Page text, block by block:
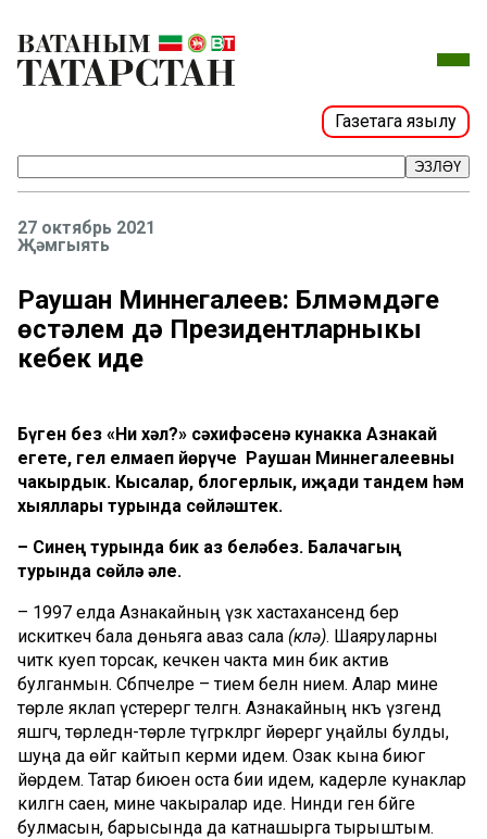
Газетага язылу
ЭЗЛӘҮ
27 октябрь 2021
Җәмгыять
Раушан Миннегалеев: Бүлмәмдәге
өстәлем дә Президентларныкы
кебек иде
Бүген без «Ни хәл?» сәхифәсенә кунакка Азнакай
егете, гел елмаеп йөрүче Раушан Миннегалеевны
чакырдык. Кысалар, блогерлык, иҗади тандем һәм
хыяллары турында сөйләштек.
– Синең турында бик аз беләбез. Балачагың
турында сөйлә әле.
– 1997 елда Азнакайның үзәк хастаханәсендә бер
искиткеч бала дөньяга аваз сала (көлә). Шаяруларны
читкә куеп торсак, кечкенә чакта мин бик актив
булганмын. Сәбәпчеләре – әтием белән әнием. Алар мине
төрле яклап үстерергә теләгән. Азнакайның нәкъ үзәгендә
яшәгәч, төрледән-төрле түгәрәкләргә йөрергә уңайлы булды,
шуңа да өйгә кайтып керми идем. Озак кына биюгә
йөрдем. Татар биюен оста бии идем, кадерле кунаклар
килгән саен, мине чакыралар иде. Нинди генә бәйге
булмасын, барысында да катнашырга тырыштым.